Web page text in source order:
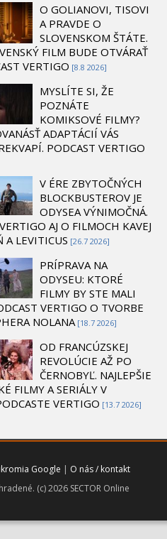
O GOLIANOVI, TISOVI
A PRAVDE O
SLOVENSKOM ŠTÁTE.
FILM BUDE OTVÁRAŤ
VERTIGO [8.8 2026]
MYSLÍTE SI, ŽE
POZNÁTE
KOMIKSOVÉ FILMY?
ADAPTÁCIÍ VÁS
PODCAST VERTIGO
V ÉRE ZBYTOČNÝCH
BLOCKBUSTEROV JE
ODYSEA VÝNIMOČNÁ.
AJ O FILMOCH KAVEJ
A LEVITICUS [26.7 2026]
PRÍPRAVA NA
ODYSEU: KTORÉ
FILMY BY STE MALI
VERTIGO O TVORBE
NOLANA [18.7 2026]
OD FRANCÚZSKEJ
REVOLÚCIE AŽ PO
ČERNOBYĽ. NAJLEPŠIE
FILMY A SERIÁLY V
VERTIGO [13.7 2026]
Google | O nás / kontakt
(c) 2026 SECTOR Online